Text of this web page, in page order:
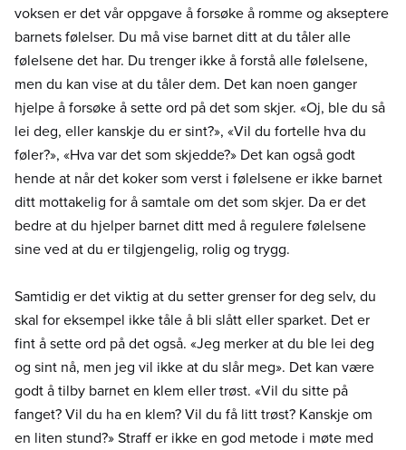
voksen er det vår oppgave å forsøke å romme og akseptere
barnets følelser. Du må vise barnet ditt at du tåler alle
følelsene det har. Du trenger ikke å forstå alle følelsene,
men du kan vise at du tåler dem. Det kan noen ganger
hjelpe å forsøke å sette ord på det som skjer. «Oj, ble du så
lei deg, eller kanskje du er sint?», «Vil du fortelle hva du
føler?», «Hva var det som skjedde?» Det kan også godt
hende at når det koker som verst i følelsene er ikke barnet
ditt mottakelig for å samtale om det som skjer. Da er det
bedre at du hjelper barnet ditt med å regulere følelsene
sine ved at du er tilgjengelig, rolig og trygg.
Samtidig er det viktig at du setter grenser for deg selv, du
skal for eksempel ikke tåle å bli slått eller sparket. Det er
fint å sette ord på det også. «Jeg merker at du ble lei deg
og sint nå, men jeg vil ikke at du slår meg». Det kan være
godt å tilby barnet en klem eller trøst. «Vil du sitte på
fanget? Vil du ha en klem? Vil du få litt trøst? Kanskje om
en liten stund?» Straff er ikke en god metode i møte med